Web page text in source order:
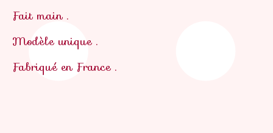
Fait main .
Modèle unique .
Fabriqué en France .